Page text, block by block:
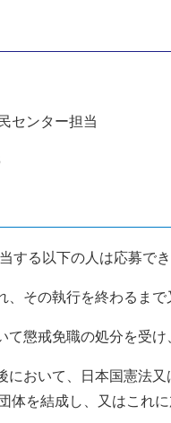
センター担当
する以下の人は応募でき
、その執行を終わるま
て懲戒免職の処分を受
において、 日本国憲法又
体を結成し、又はこれに